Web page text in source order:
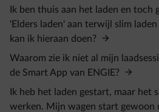
Ik ben thuis aan het laden en toch
'Elders laden' aan terwijl slim
kan ik hieraan doen?
Waarom zie ik niet al mijn
de Smart App van ENGIE?
Ik heb het laden gestart, maar het
werken. Mijn wagen start gewoon